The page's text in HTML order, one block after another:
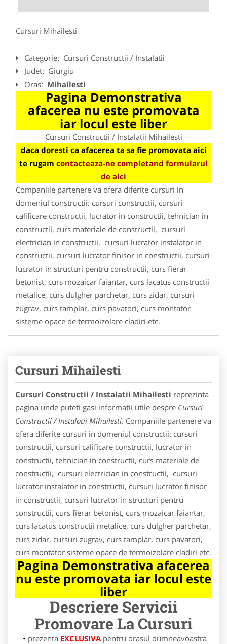
Cursuri Mihailesti
Categorie: Cursuri Constructii / Instalatii
Judet: Giurgiu
Oras: Mihailesti
Pagina Demonstrativa
afacerea nu este promovata
iar locul este liber
Cursuri Constructii / Instalatii Mihailesti
daca doresti ca afacerea ta sa fie promovata aici
te rugam contacteaza-ne completand formularul
de aici
Companiile partenere va ofera diferite cursuri in
domeniul constructii: cursuri constructii, cursuri
calificare constructii, lucrator in constructii, tehnician in
constructii, curs materiale de constructii, cursuri
electrician in constructii, cursuri lucrator instalator in
constructii, cursuri lucrator finisor in constructii, cursuri
lucrator in structuri pentru constructii, curs fierar
betonist, curs mozaicar faiantar, curs lacatus constructii
metalice, curs dulgher parchetar, curs zidar, cursuri
zugrav, curs tamplar, curs pavatori, curs montator
sisteme opace de termoizolare cladiri etc.
Cursuri Mihailesti
Cursuri Constructii / Instalatii Mihailesti reprezinta
pagina unde puteti gasi informatii utile despre Cursuri
Constructii / Instalatii Mihailesti. Companiile partenere va
ofera diferite cursuri in domeniul constructii: cursuri
constructii, cursuri calificare constructii, lucrator in
constructii, tehnician in constructii, curs materiale de
constructii, cursuri electrician in constructii, cursuri
lucrator instalator in constructii, cursuri lucrator finisor
in constructii, cursuri lucrator in structuri pentru
constructii, curs fierar betonist, curs mozaicar faiantar,
curs lacatus constructii metalice, curs dulgher parchetar,
curs zidar, cursuri zugrav, curs tamplar, curs pavatori,
curs montator sisteme opace de termoizolare cladiri etc.
Pagina Demonstrativa afacerea
nu este promovata iar locul este
liber
Descriere Servicii
Promovare La Cursuri
prezenta EXCLUSIVApentru orasul dumneavoastra